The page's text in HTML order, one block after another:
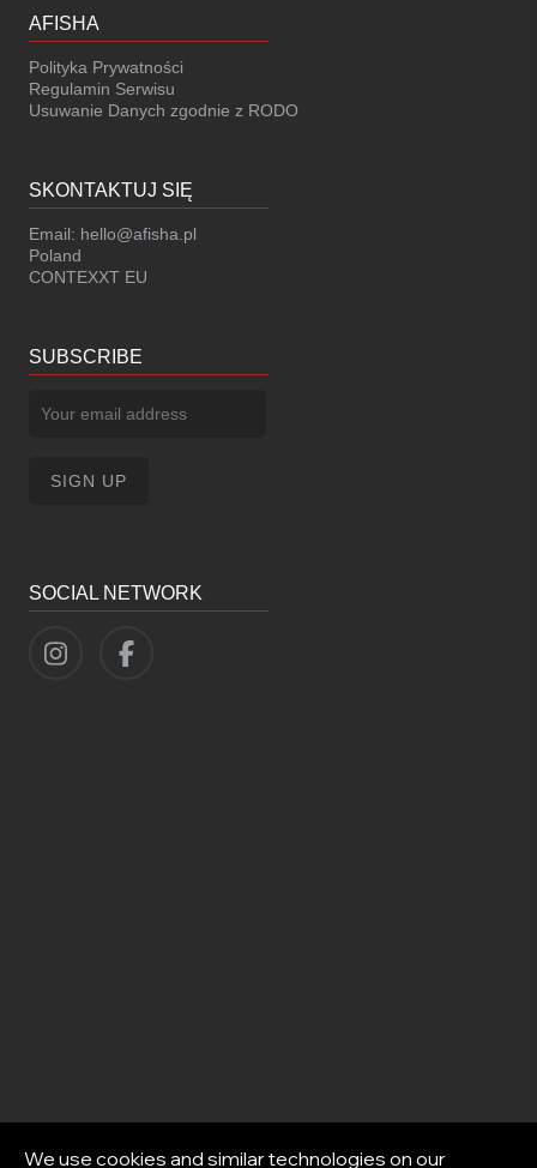
AFISHA
Polityka Prywatności
Regulamin Serwisu
Usuwanie Danych zgodnie z RODO
SKONTAKTUJ SIĘ
Email: hello@afisha.pl
Poland
CONTEXXT EU
SUBSCRIBE
SOCIAL NETWORK
We use cookies and similar technologies on our